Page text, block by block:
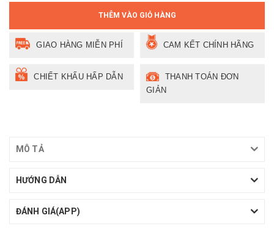
THÊM VÀO GIỎ HÀNG
GIAO HÀNG MIỄN PHÍ CAM KẾT CHÍNH HÃNG
CHIẾT KHẤU HẤP DẪN
THANH TOÁN ĐƠN
GIẢN
MÔ TẢ
HƯỚNG DẪN
ĐÁNH GIÁ(APP)